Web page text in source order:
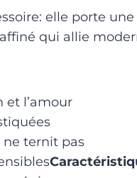
elle porte
qui allie
et l’amour
ternit pas